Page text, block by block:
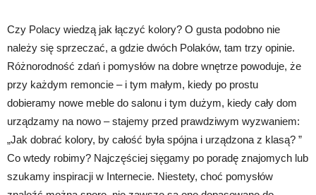
Czy Polacy wiedzą jak łączyć kolory? O gusta podobno nie
należy się sprzeczać, a gdzie dwóch Polaków, tam trzy opinie.
Różnorodność zdań i pomysłów na dobre wnętrze powoduje, że
przy każdym remoncie – i tym małym, kiedy po prostu
dobieramy nowe meble do salonu i tym dużym, kiedy cały dom
urządzamy na nowo – stajemy przed prawdziwym wyzwaniem:
„Jak dobrać kolory, by całość była spójna i urządzona z klasą? ”
Co wtedy robimy? Najczęściej sięgamy po poradę znajomych lub
szukamy inspiracji w Internecie. Niestety, choć pomysłów